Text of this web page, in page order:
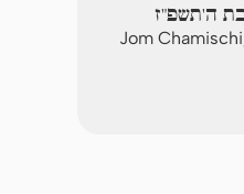
ה'תשפ"ז
Jom